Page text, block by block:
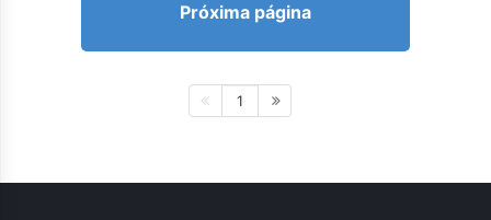
Próxima página
1